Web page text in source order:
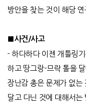
방안을 찾는 것이 해당 연
■사건/사고
-하다하다 이젠 개틀링
하고 땅그랑-므락 톨을
장난감 총은 문제가 없는
달고 다닌 것에 대해서는